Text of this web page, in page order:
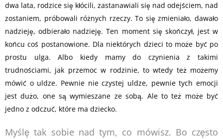
dwa lata, rodzice się kłócili, zastanawiali się nad odejściem, nad
zostaniem, próbowali różnych rzeczy. To się zmieniało, dawało
nadzieję, odbierało nadzieję. Ten moment się skończył, jest w
końcu coś postanowione. Dla niektórych dzieci to może być po
prostu ulga. Albo kiedy mamy do czynienia z takimi
trudnościami, jak przemoc w rodzinie, to wtedy też możemy
mówić o uldze. Pewnie nie czystej uldze, pewnie tych emocji
jest dużo, one są wymieszane ze sobą. Ale to też może być
jedno z odczuć, które ma dziecko.
Myślę tak sobie nad tym, co mówisz. Bo często